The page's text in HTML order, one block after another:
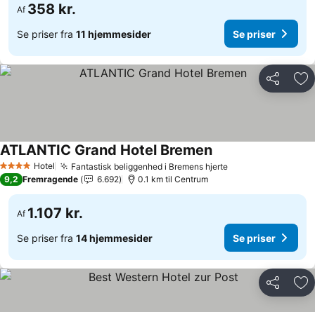
Af 358 kr.
Se priser fra 11 hjemmesider Se priser
Del
4 StjernerHotel Fantastisk beliggenhed i Bremens hjerte
ATLANTIC Grand Hotel Bremen
9,2 Fremragende 6.692 0.1 km til Centrum
Af 1.107 kr.
Se priser fra 14 hjemmesider Se priser
Del